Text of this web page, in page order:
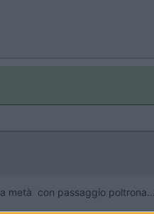
metà con passaggio